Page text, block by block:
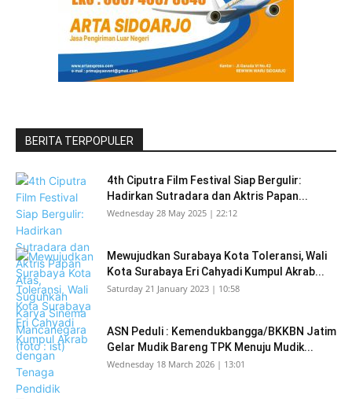
BERITA TERPOPULER
4th Ciputra Film Festival Siap Bergulir:
Hadirkan Sutradara dan Aktris Papan...
Wednesday 28 May 2025 | 22:12
Mewujudkan Surabaya Kota Toleransi, Wali
Kota Surabaya Eri Cahyadi Kumpul Akrab...
Saturday 21 January 2023 | 10:58
ASN Peduli : Kemendukbangga/BKKBN Jatim
Gelar Mudik Bareng TPK Menuju Mudik...
Wednesday 18 March 2026 | 13:01